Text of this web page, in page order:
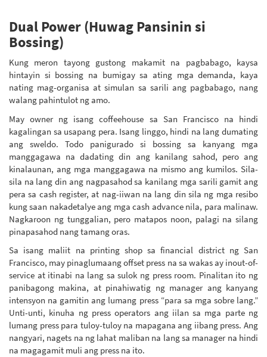
Dual Power (Huwag Pansinin si
Bossing)
Kung meron tayong gustong makamit na pagbabago, kaysa
hintayin si bossing na bumigay sa ating mga demanda, kaya
nating mag-organisa at simulan sa sarili ang pagbabago, nang
walang pahintulot ng amo.
May owner ng isang coffeehouse sa San Francisco na hindi
kagalingan sa usapang pera. Isang linggo, hindi na lang dumating
ang sweldo. Todo panigurado si bossing sa kanyang mga
manggagawa na dadating din ang kanilang sahod, pero ang
kinalaunan, ang mga manggagawa na mismo ang kumilos. Sila-
sila na lang din ang nagpasahod sa kanilang mga sarili gamit ang
pera sa cash register, at nag-iiwan na lang din sila ng mga resibo
kung saan nakadetalye ang mga cash advance nila, para malinaw.
Nagkaroon ng tunggalian, pero matapos noon, palagi na silang
pinapasahod nang tamang oras.
Sa isang maliit na printing shop sa financial district ng San
Francisco, may pinaglumaang offset press na sa wakas ay inout-of-
service at itinabi na lang sa sulok ng press room. Pinalitan ito ng
panibagong makina, at pinahiwatig ng manager ang kanyang
intensyon na gamitin ang lumang press “para sa mga sobre lang.”
Unti-unti, kinuha ng press operators ang iilan sa mga parte ng
lumang press para tuloy-tuloy na mapagana ang iibang press. Ang
nangyari, nagets na ng lahat maliban na lang sa manager na hindi
na magagamit muli ang press na ito.